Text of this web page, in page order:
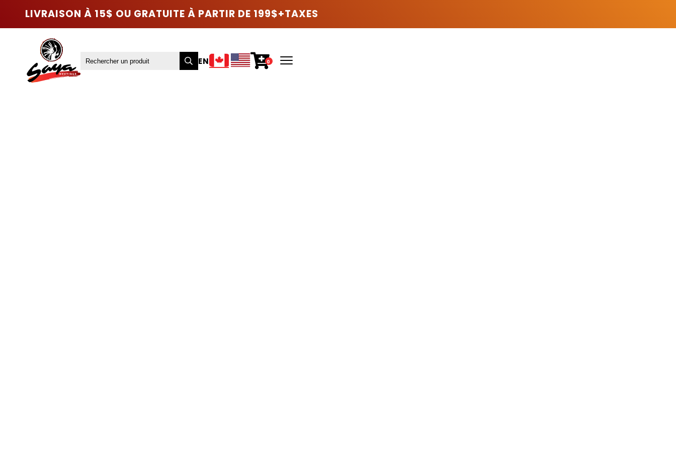
LIVRAISON À 15$ OU GRATUITE À PARTIR DE 199$+TAXES
EN 0